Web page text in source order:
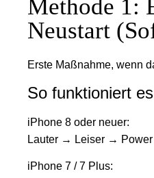
Methode 1:
Neustart
Erste Maßnahme, wenn
So funktioniert
iPhone 8 oder neuer:
Lauter → Leiser → Power
iPhone 7 / 7 Plus: